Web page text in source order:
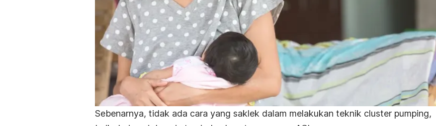
Sebenarnya, tidak ada cara yang saklek dalam melakukan teknik cluster pumping,